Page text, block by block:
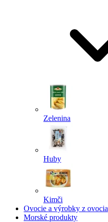
Zelenina
Huby
Kimči
Ovocie a výrobky z ovocia
Morské produkty